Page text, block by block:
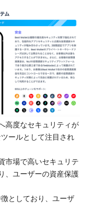
高度なセキュリティが
ールとして注目され
市場で高いセキュリテ
、ユーザーの資産保護
としており、ユーザ